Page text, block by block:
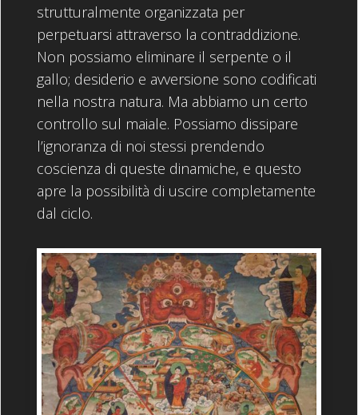
strutturalmente organizzata per
perpetuarsi attraverso la contraddizione.
Non possiamo eliminare il serpente o il
gallo; desiderio e avversione sono codificati
nella nostra natura. Ma abbiamo un certo
controllo sul maiale. Possiamo dissipare
l’ignoranza di noi stessi prendendo
coscienza di queste dinamiche, e questo
apre la possibilità di uscire completamente
dal ciclo.